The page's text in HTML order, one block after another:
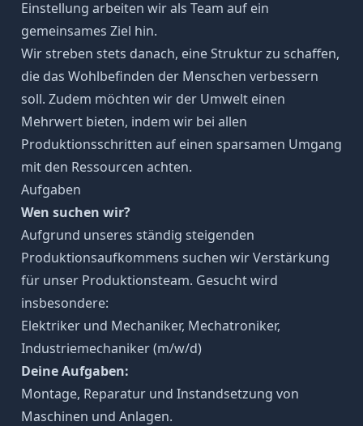
Einstellung arbeiten wir als Team auf ein
gemeinsames Ziel hin.
Wir streben stets danach, eine Struktur zu schaffen,
die das Wohlbefinden der Menschen verbessern
soll. Zudem möchten wir der Umwelt einen
Mehrwert bieten, indem wir bei allen
Produktionsschritten auf einen sparsamen Umgang
mit den Ressourcen achten.
Aufgaben
Wen suchen wir?
Aufgrund unseres ständig steigenden
Produktionsaufkommens suchen wir Verstärkung
für unser Produktionsteam. Gesucht wird
insbesondere:
Elektriker und Mechaniker, Mechatroniker,
Industriemechaniker (m/w/d)
Deine Aufgaben:
Montage, Reparatur und Instandsetzung von
Maschinen und Anlagen.